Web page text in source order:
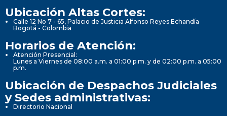
Ubicación Altas Cortes:
Calle 12 No 7 - 65, Palacio de Justicia Alfonso Reyes Echandía
Bogotá - Colombia
Horarios de Atención:
Atención Presencial:
Lunes a Viernes de 08:00 a.m. a 01:00 p.m. y de 02:00 p.m. a 05:00
p.m.
Ubicación de Despachos Judiciales
y Sedes administrativas:
Directorio Nacional